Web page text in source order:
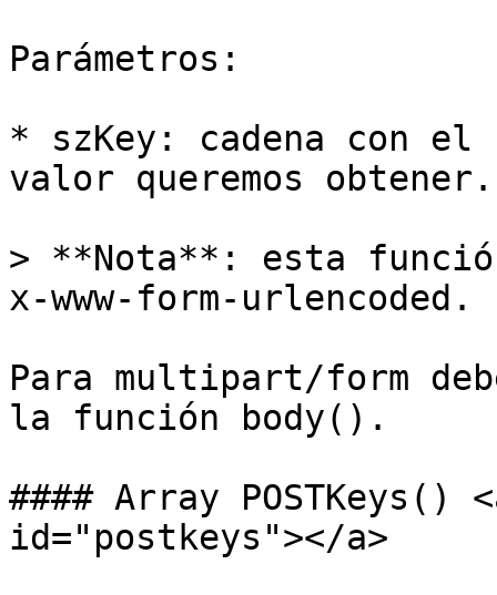
Parámetros:
* szKey: cadena con el
valor queremos obtener.
> **Nota**: esta
x-www-form-urlencoded.
Para multipart/form
la función body().
#### Array POSTKeys()
id="postkeys"></a>